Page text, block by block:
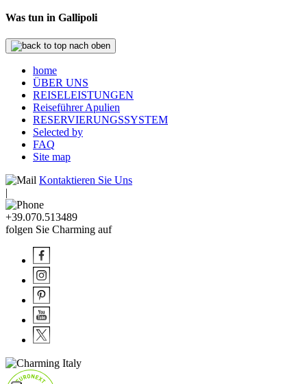
Was tun in Gallipoli
nach oben
home
ÜBER UNS
REISELEISTUNGEN
Reiseführer Apulien
RESERVIERUNGSSYSTEM
Selected by
FAQ
Site map
Kontaktieren Sie Uns
|
+39.070.513489
folgen Sie Charming auf